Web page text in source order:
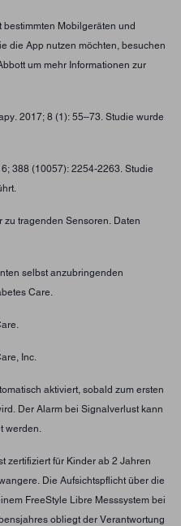
bestimmten Mobilgeräten und
die App nutzen möchten, besuchen
um mehr Informationen zur
2017; 8 (1): 55–73. Studie wurde
388 (10057): 2254-2263. Studie
zu tragenden Sensoren. Daten
selbst anzubringenden
Care.
Inc.
aktiviert, sobald zum ersten
Der Alarm bei Signalverlust kann
werden.
zertifiziert für Kinder ab 2 Jahren
Die Aufsichtspflicht über die
FreeStyle Libre Messsystem bei
obliegt der Verantwortung